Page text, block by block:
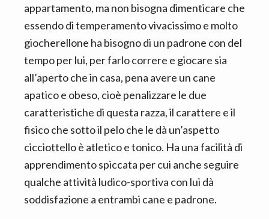
appartamento, ma non bisogna dimenticare che
essendo di temperamento vivacissimo e molto
giocherellone ha bisogno di un padrone con del
tempo per lui, per farlo correre e giocare sia
all’aperto che in casa, pena avere un cane
apatico e obeso, cioè penalizzare le due
caratteristiche di questa razza, il carattere e il
fisico che sotto il pelo che le dà un’aspetto
cicciottello è atletico e tonico. Ha una facilità di
apprendimento spiccata per cui anche seguire
qualche attività ludico-sportiva con lui dà
soddisfazione a entrambi cane e padrone.